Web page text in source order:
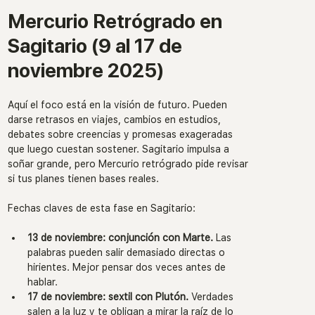
Mercurio Retrógrado en
Sagitario (9 al 17 de
noviembre 2025)
Aquí el foco está en la visión de futuro. Pueden
darse retrasos en viajes, cambios en estudios,
debates sobre creencias y promesas exageradas
que luego cuestan sostener. Sagitario impulsa a
soñar grande, pero Mercurio retrógrado pide revisar
si tus planes tienen bases reales.
Fechas claves de esta fase en Sagitario:
13 de noviembre: conjunción con Marte. Las
palabras pueden salir demasiado directas o
hirientes. Mejor pensar dos veces antes de
hablar.
17 de noviembre: sextil con Plutón. Verdades
salen a la luz y te obligan a mirar la raíz de lo